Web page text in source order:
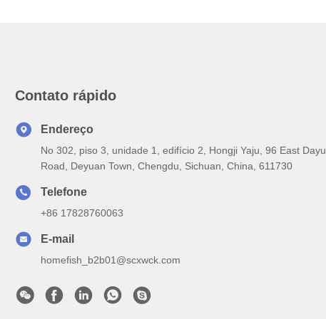
Contato rápido
Endereço
No 302, piso 3, unidade 1, edifício 2, Hongji Yaju, 96 East Dayu
Road, Deyuan Town, Chengdu, Sichuan, China, 611730
Telefone
+86 17828760063
E-mail
homefish_b2b01@scxwck.com